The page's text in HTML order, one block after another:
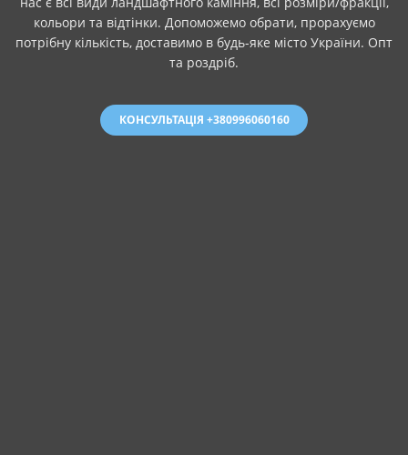
кольори та відтінки. Допоможемо обрати, прорахуємо
потрібну кількість, доставимо в будь-яке місто України. Опт
та роздріб.
КОНСУЛЬТАЦІЯ +380996060160